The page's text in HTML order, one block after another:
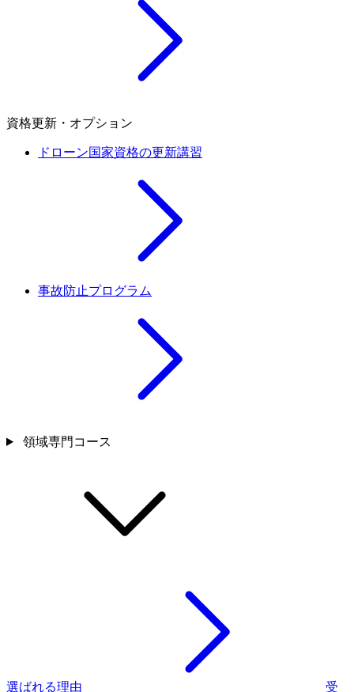
資格更新・オプション
ドローン国家資格の更新講習
事故防止プログラム
領域専門コース
選ばれる理由 受